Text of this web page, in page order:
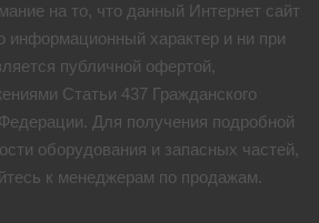
на то, что данный Интернет сайт
информационный характер и ни при
публичной офертой,
Статьи 437 Гражданского
Для получения подробной
оборудования и запасных частей,
к менеджерам по продажам.